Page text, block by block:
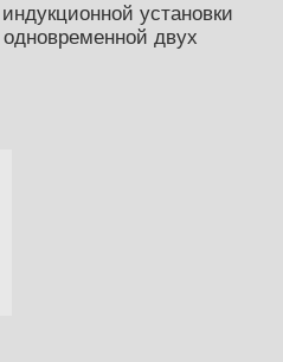
установки
двух